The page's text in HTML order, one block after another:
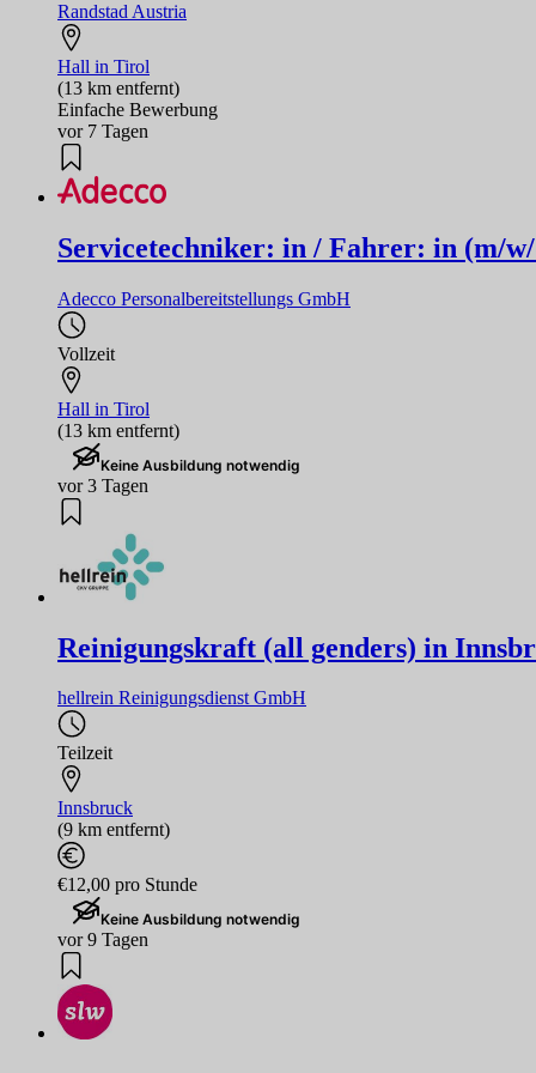
Randstad Austria
Hall in Tirol
(13 km entfernt)
Einfache Bewerbung
vor 7 Tagen
Servicetechniker: in / Fahrer: in (m/
Adecco Personalbereitstellungs GmbH
Vollzeit
Hall in Tirol
(13 km entfernt)
Keine Ausbildung notwendig
vor 3 Tagen
Reinigungskraft (all genders) in
hellrein Reinigungsdienst GmbH
Teilzeit
Innsbruck
(9 km entfernt)
€12,00 pro Stunde
Keine Ausbildung notwendig
vor 9 Tagen